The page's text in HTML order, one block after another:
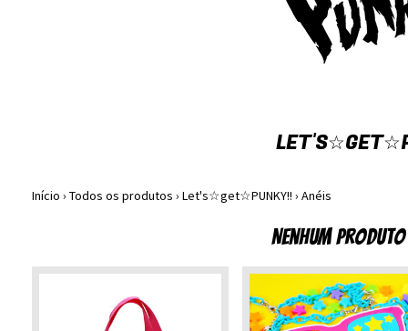
Início › Todos os produtos › Let's☆get☆PUNKY!! › Anéis
Nenhum